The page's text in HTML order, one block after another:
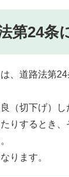
第24条
、道路法第
（切下げ）し
りするとき
ります。